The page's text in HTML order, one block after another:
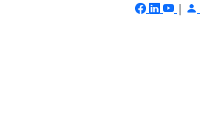
|